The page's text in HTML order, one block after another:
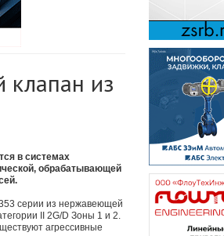
клапан из
в системах
обрабатывающей
серии из нержавеющей
II 2G/D Зоны 1 и 2.
агрессивные